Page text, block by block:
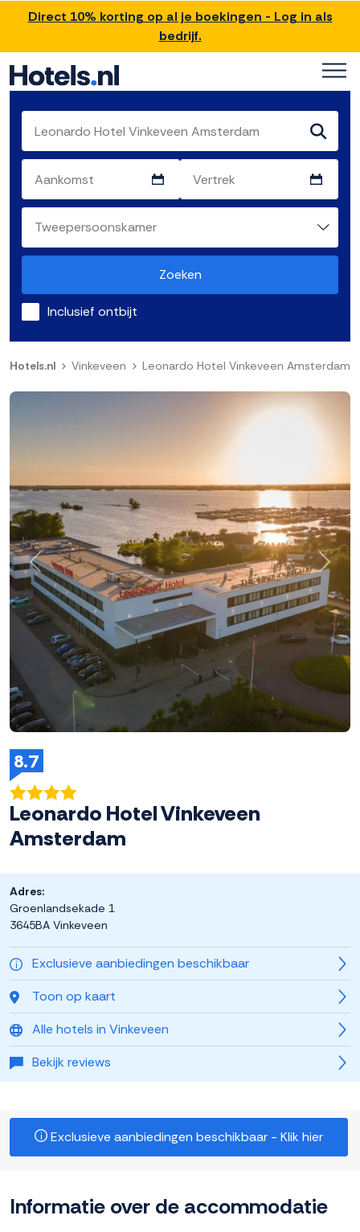
Direct 10% korting op al je boekingen - Log in als
bedrijf.
Zoeken
Inclusief ontbijt
Hotels.nl Vinkeveen Leonardo Hotel Vinkeveen Amsterdam
8.7
Leonardo Hotel Vinkeveen
Amsterdam
Exclusieve aanbiedingen beschikbaar
Toon op kaart
Alle hotels in Vinkeveen
Bekijk reviews
Adres:
Groenlandsekade 1
3645BA Vinkeveen
Exclusieve aanbiedingen beschikbaar - Klik hier
Informatie over de accommodatie